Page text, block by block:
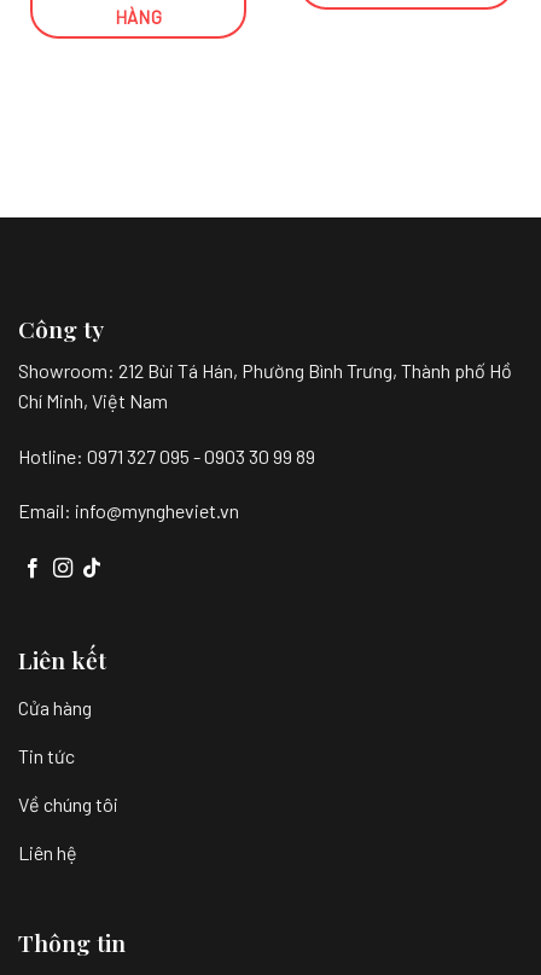
HÀNG
Công ty
Showroom: 212 Bùi Tá Hán, Phường Bình Trưng, Thành phố Hồ
Chí Minh, Việt Nam
Hotline: 0971 327 095 - 0903 30 99 89
Email: info@myngheviet.vn
Liên kết
Cửa hàng
Tin tức
Về chúng tôi
Liên hệ
Thông tin